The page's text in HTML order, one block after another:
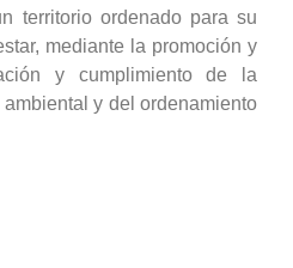
territorio ordenado para su
mediante la promoción y
y cumplimiento de la
y del ordenamiento